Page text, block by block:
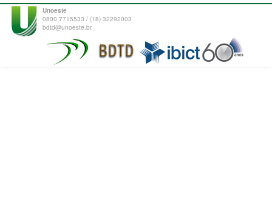
Unoeste
0800 7715533 / (18) 32292003
bdtd@unoeste.br